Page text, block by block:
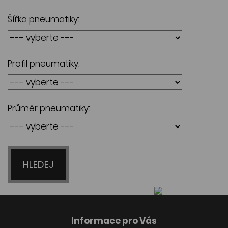
Šířka pneumatiky:
Profil pneumatiky:
Průměr pneumatiky:
HLEDEJ
Informace pro Vás